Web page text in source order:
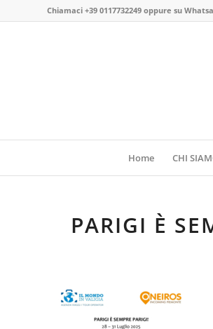
Chiamaci +39 0117732249 oppure su
Home CHI
PARIGI È